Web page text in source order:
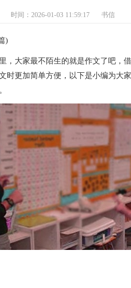
时间：2026-01-03 11:59:17 书信
)
大家最不陌生的就是作文了吧，
时更加简单方便，以下是小编为大